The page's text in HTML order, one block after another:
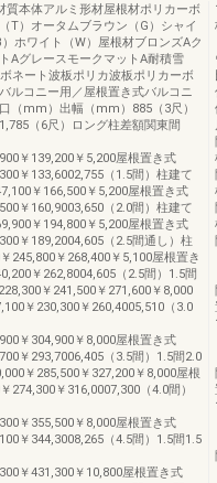
質本体アルミ形材屋根材ポリカーボ
T）オータムブラウン（G）シャイ
ホワイト（W）屋根材ブロンズAク
AグレースモークマットA耐積雪
ネート波板ポリカ波板ポリカーボ
ルコニー用／屋根置き式バルコニ
（mm）出幅（mm）885（3尺）
（6尺）ロング柱差額関東間
￥139,200￥5,200屋根置き式
￥133,6002,755（1.5間）柱建て
￥166,500￥5,200屋根置き式
￥160,9003,650（2.0間）柱建て
￥194,800￥5,200屋根置き式
￥189,2004,605（2.5間通し）柱
245,800￥268,400￥5,100屋根置き
￥262,8004,605（2.5間）1.5間
￥241,500￥271,600￥8,000
￥230,300￥260,4005,510（3.0
￥304,900￥8,000屋根置き式
￥293,7006,405（3.5間）1.5間2.0
￥285,500￥327,200￥8,000屋根
274,300￥316,0007,300（4.0間）
￥355,500￥8,000屋根置き式
￥344,3008,265（4.5間）1.5間1.5
￥431,300￥10,800屋根置き式